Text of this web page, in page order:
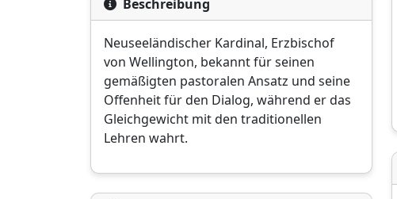
Beschreibung
Neuseeländischer Kardinal, Erzbischof
von Wellington, bekannt für seinen
gemäßigten pastoralen Ansatz und seine
Offenheit für den Dialog, während er das
Gleichgewicht mit den traditionellen
Lehren wahrt.